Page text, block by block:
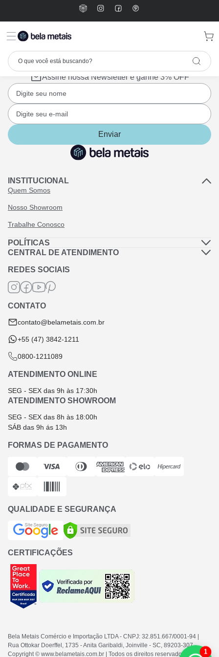
Assine nossa Newsletter e ganhe 3% OFF
Enviar
INSTITUCIONAL
Quem Somos
Nosso Showroom
Trabalhe Conosco
POLÍTICAS
Política de Privacidade
Política de Frete
Termos de Garantia
Termos e Condições
Troca e Devolução
CENTRAL DE ATENDIMENTO
Fale Conosco
REDES SOCIAIS
CONTATO
contato@belametais.com.br
+55 (47) 3842-1211
0800-1211089
ATENDIMENTO ONLINE
SEG - SEX das 9h às 17:30h
ATENDIMENTO SHOWROOM
SEG - SEX das 8h às 18:00h
SÁB das 9h ás 13h
FORMAS DE PAGAMENTO
QUALIDADE E SEGURANÇA
CERTIFICAÇÕES
Bela Metais Comércio e Importação LTDA- CNPJ: 32.851.667/0001-94
Rua Ottokar Doerffel, 1735 - Anita Garibaldi, Joinville - SC, 89203-307
Copyright © www.belametais.com.br | Todos os direitos reservados
1